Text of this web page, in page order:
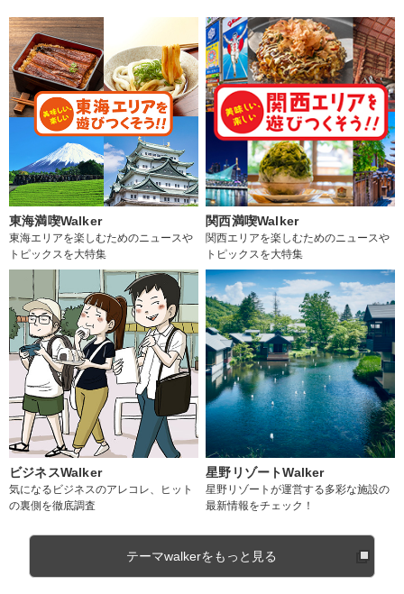
東海満喫Walker
東海エリアを楽しむためのニュースや
トピックスを大特集
関西満喫Walker
関西エリアを楽しむためのニュースや
トピックスを大特集
ビジネスWalker
気になるビジネスのアレコレ、ヒット
の裏側を徹底調査
星野リゾートWalker
星野リゾートが運営する多彩な施設の
最新情報をチェック！
テーマwalkerをもっと見る